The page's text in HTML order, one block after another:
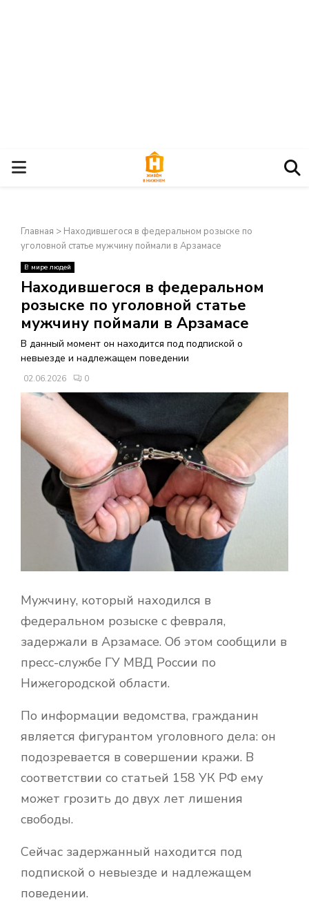
О
Н
О
В
Н
О
Е
Ю
Главная > Находившегося в федеральном розыске по
уголовной статье мужчину поймали в Арзамасе
В мире людей
Находившегося в федеральном
розыске по уголовной статье
мужчину поймали в Арзамасе
В данный момент он находится под подпиской о
невыезде и надлежащем поведении
02.06.2026 0
Мужчину, который находился в
федеральном розыске с февраля,
задержали в Арзамасе. Об этом сообщили в
пресс-службе ГУ МВД России по
Нижегородской области.
По информации ведомства, гражданин
является фигурантом уголовного дела: он
подозревается в совершении кражи. В
соответствии со статьей 158 УК РФ ему
может грозить до двух лет лишения
свободы.
Сейчас задержанный находится под
подпиской о невыезде и надлежащем
поведении.